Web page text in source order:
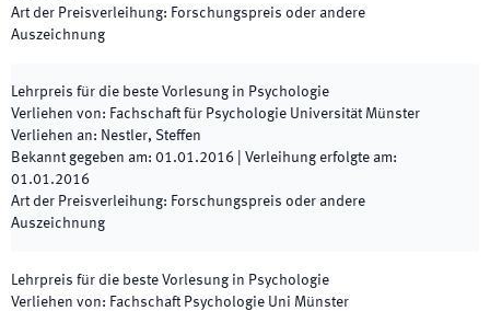
Art der Preisverleihung: Forschungspreis oder andere
Auszeichnung
Lehrpreis für die beste Vorlesung in Psychologie
Verliehen von: Fachschaft für Psychologie Universität Münster
Verliehen an: Nestler, Steffen
Bekannt gegeben am: 01.01.2016 Verleihung erfolgte am:
01.01.2016
Art der Preisverleihung: Forschungspreis oder andere
Auszeichnung
Lehrpreis für die beste Vorlesung in Psychologie
Verliehen von: Fachschaft Psychologie Uni Münster